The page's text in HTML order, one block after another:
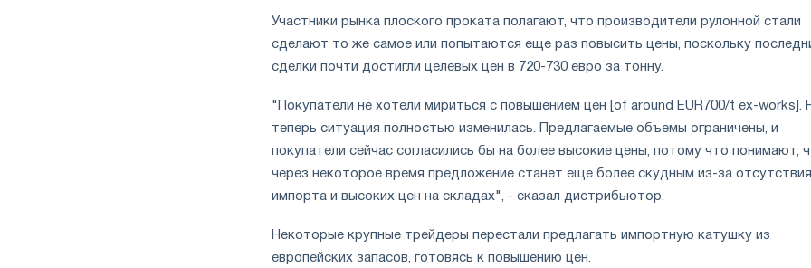
Участники рынка плоского проката полагают, что производители рулонной стали
сделают то же самое или попытаются еще раз повысить цены, поскольку
сделки почти достигли целевых цен в 720-730 евро за тонну.
"Покупатели не хотели мириться с повышением цен [of around EUR700/t ex-works].
теперь ситуация полностью изменилась. Предлагаемые объемы ограничены, и
покупатели сейчас согласились бы на более высокие цены, потому что понимают,
через некоторое время предложение станет еще более скудным из-за отсутствия
импорта и высоких цен на складах", - сказал дистрибьютор.
Некоторые крупные трейдеры перестали предлагать импортную катушку из
европейских запасов, готовясь к повышению цен.